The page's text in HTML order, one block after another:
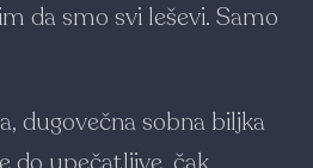
da smo svi leševi. Samo
dugovečna sobna biljka